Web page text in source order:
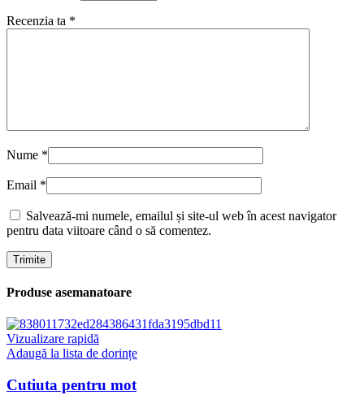
Recenzia ta *
Nume *
Email *
Salvează-mi numele, emailul și site-ul web în acest navigator
pentru data viitoare când o să comentez.
Produse asemanatoare
Vizualizare rapidă
Adaugă la lista de dorințe
Cutiuta pentru mot